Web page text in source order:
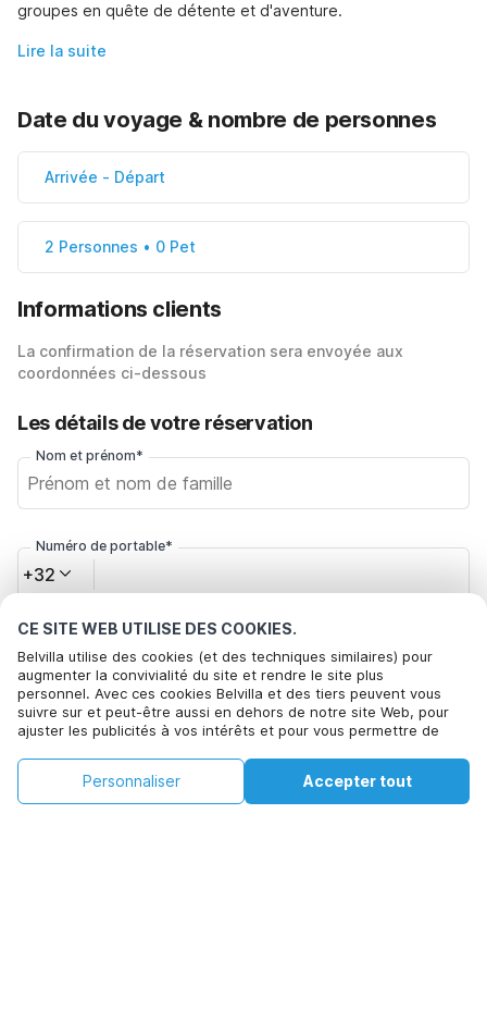
CE SITE WEB UTILISE DES COOKIES.
Belvilla utilise des cookies (et des techniques similaires) pour
augmenter la convivialité du site et rendre le site plus
personnel. Avec ces cookies Belvilla et des tiers peuvent vous
suivre sur et peut-être aussi en dehors de notre site Web, pour
ajuster les publicités à vos intérêts et pour vous permettre de
Accepter, vous acceptez de le faire. Plus d'informations peuvent
être trouvées dans notre
politique de cookie.
Accepter tout
Personnaliser
groupes en quête de détente et d'aventure.
Lire la suite
Date du voyage & nombre de personnes
Arrivée - Départ
2 Personnes • 0 Pet
Informations clients
La confirmation de la réservation sera envoyée aux
coordonnées ci-dessous
Les détails de votre réservation
Nom et prénom*
Numéro de portable*
+32
Votre adresse e-mail*
Cliquez ici pour vous désabonner des offres de Belvilla. Vous
pouvez vous désinscrire à tout moment à l'avenir
Voir les disponibilités
€243
+
Voir les disponibilités